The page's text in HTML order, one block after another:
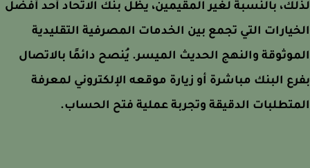
بالنسبة لغير المقيمين، يظل بنك الاتحاد أحد أفضل
التي تجمع بين الخدمات المصرفية التقليدية
والنهج الحديث الميسر. يُنصح دائمًا بالاتصال
البنك مباشرة أو زيارة موقعه الإلكتروني لمعرفة
الدقيقة وتجربة عملية فتح الحساب.